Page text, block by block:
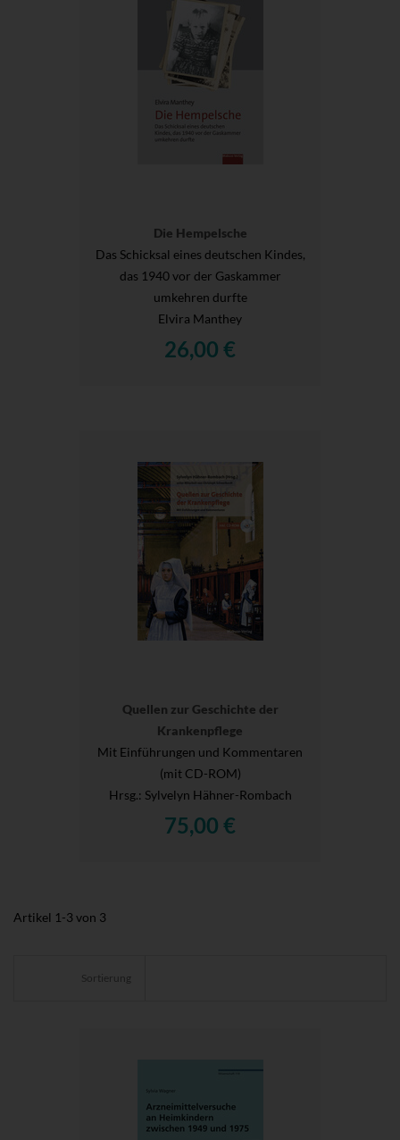
Die Hempelsche
Das Schicksal eines deutschen Kindes,
das 1940 vor der Gaskammer
umkehren durfte
Elvira Manthey
26,00 €
Quellen zur Geschichte der
Krankenpflege
Mit Einführungen und Kommentaren
(mit CD-ROM)
Hrsg.: Sylvelyn Hähner-Rombach
75,00 €
Artikel 1 -3 von 3
Sortierung